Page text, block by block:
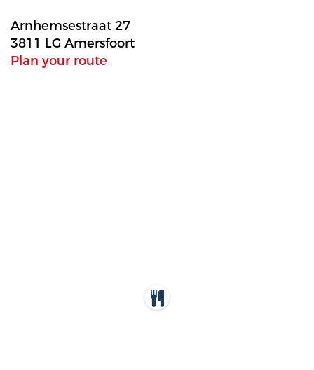
Arnhemsestraat 27
3811 LG Amersfoort
Plan your route